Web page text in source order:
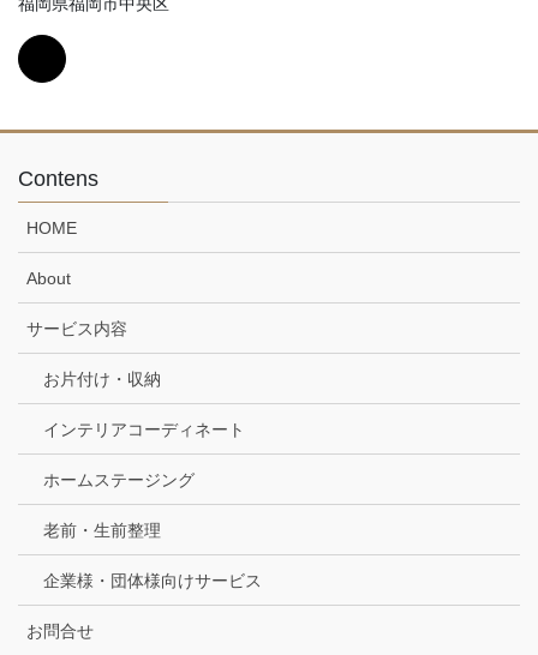
Contens
HOME
About
サービス内容
お片付け・収納
インテリアコーディネート
ホームステージング
老前・生前整理
企業様・団体様向けサービス
お問合せ